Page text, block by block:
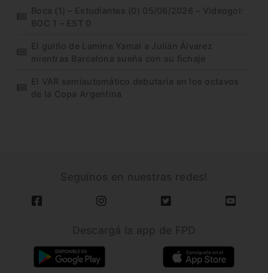
Boca (1) – Estudiantes (0) 05/08/2026 – Videogol:
BOC 1 – EST 0
El guiño de Lamine Yamal a Julián Álvarez
mientras Barcelona sueña con su fichaje
El VAR semiautomático debutaría en los octavos
de la Copa Argentina